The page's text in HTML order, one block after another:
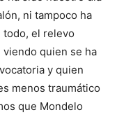
ni tampoco ha
todo, el relevo
quien se ha
y quien
menos traumático
que Mondelo